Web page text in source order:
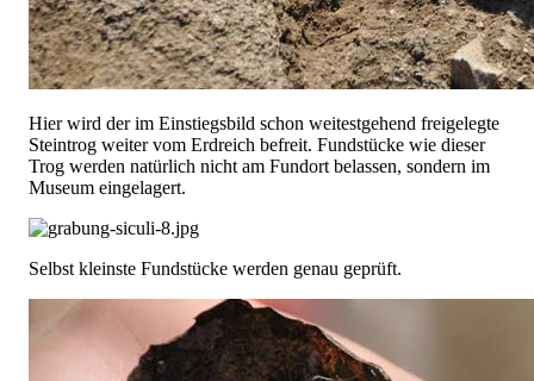
Hier wird der im Einstiegsbild schon weitestgehend freigelegte
Steintrog weiter vom Erdreich befreit. Fundstücke wie dieser
Trog werden natürlich nicht am Fundort belassen, sondern im
Museum eingelagert.
Selbst kleinste Fundstücke werden genau geprüft.